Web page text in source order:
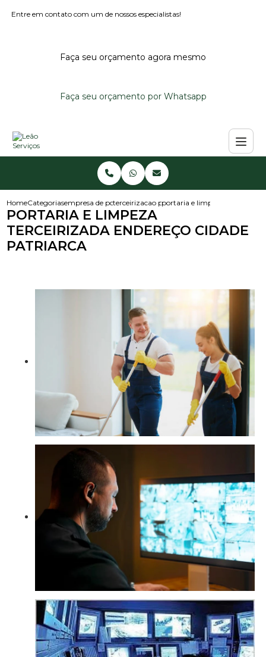
Entre em contato com um de nossos especialistas!
Faça seu orçamento agora mesmo
Faça seu orçamento por Whatsapp
HomeCategoriasempresa de portaria terceirizada
terceirizacao portaria condominio
portaria e limpeza
PORTARIA E LIMPEZA
TERCEIRIZADA ENDEREÇO CIDADE
PATRIARCA